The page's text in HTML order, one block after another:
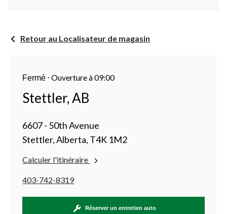
Retour au Localisateur de magasin
Fermé ⋅Ouverture à 09:00
Stettler, AB
6607 - 50th Avenue
Stettler, Alberta, T4K 1M2
Calculer l'itinéraire
403-742-8319
Réserver un entretien auto